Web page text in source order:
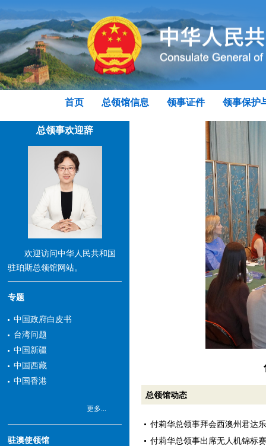
首页 总领馆信息 领事证件 领事保护
总领事欢迎辞
欢迎访问中华人民共和国
驻珀斯总领馆网站。
专题
中国政府白皮书
台湾问题
中国新疆
中国西藏
中国香港
更多...
驻澳使领馆
总领馆动态
付莉华总领事拜会西澳州君达
付莉华总领事出席无人机锦标